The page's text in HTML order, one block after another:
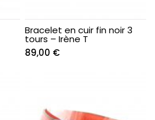
Bracelet en cuir fin noir 3
tours – Irène T
89,00 €